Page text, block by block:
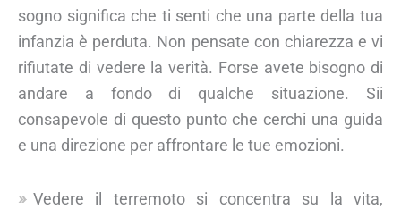
sogno significa che ti senti che una parte della tua
infanzia è perduta. Non pensate con chiarezza e vi
rifiutate di vedere la verità. Forse avete bisogno di
andare a fondo di qualche situazione. Sii
consapevole di questo punto che cerchi una guida
e una direzione per affrontare le tue emozioni.
Vedere il terremoto si concentra su la vita,